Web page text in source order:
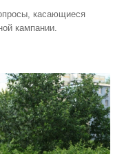
касающиеся
кампании.